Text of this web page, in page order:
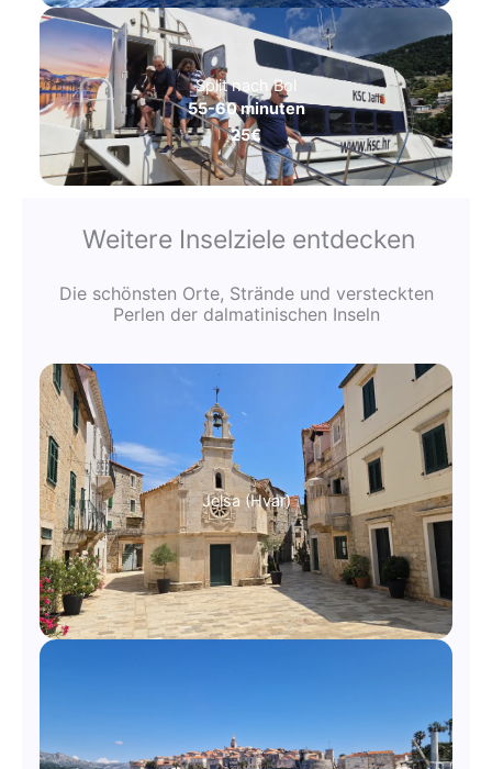
Split nach Bol
55-60 minuten
25€
Weitere Inselziele entdecken
Die schönsten Orte, Strände und versteckten
Perlen der dalmatinischen Inseln
Jelsa (Hvar)